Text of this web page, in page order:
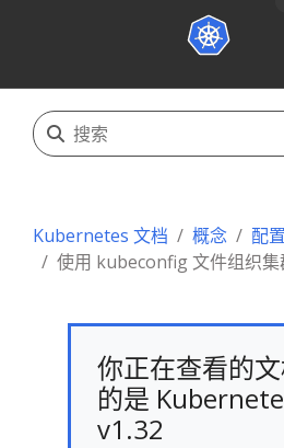
Kubernetes 文档 概念
配置
使用 kubeconfig 文件组织集
你正在查看的
的是
v1.32